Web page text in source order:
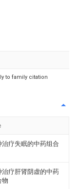
to family citation
治疗失眠的中药组合
治疗肝肾阴虚的中药
物